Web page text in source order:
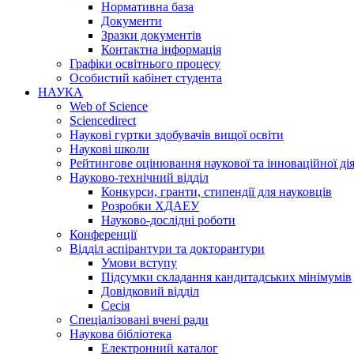
Нормативна база
Документи
Зразки документів
Контактна інформація
Графіки освітнього процесу
Особистий кабінет студента
НАУКА
Web of Science
Sciencedirect
Наукові гуртки здобувачів вищої освіти
Наукові школи
Рейтингове оцінювання наукової та інноваційної
Науково-технічний відділ
Конкурси, гранти, стипендії для науковців
Розробки ХДАЕУ
Науково-дослідні роботи
Конференції
Відділ аспірантури та докторантури
Умови вступу
Підсумки складання кандитадських мінімумів
Довідковий відділ
Сесія
Спеціалізовані вчені ради
Наукова бібліотека
Електронний каталог